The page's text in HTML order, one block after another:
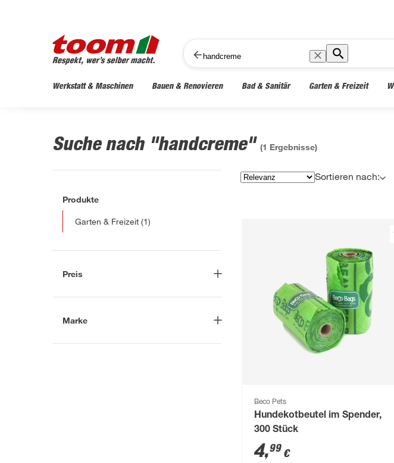
Werkstatt & Maschinen Bauen & Renovieren Bad & Sanitär Garten & Freizeit
Suche nach "handcreme" (1 Ergebnisse)
Produkte
Garten & Freizeit (1)
Preis
-
€
Marke
Sortieren nach:
Beco Pets
Hundekotbeutel im Spender,
300 Stück
4,99 €